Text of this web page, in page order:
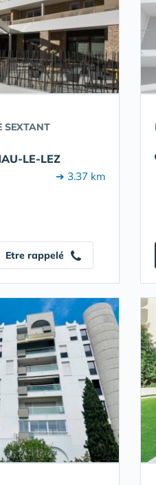
SEXTANT
LE-LEZ
➔ 3.37 km
Etre rappelé